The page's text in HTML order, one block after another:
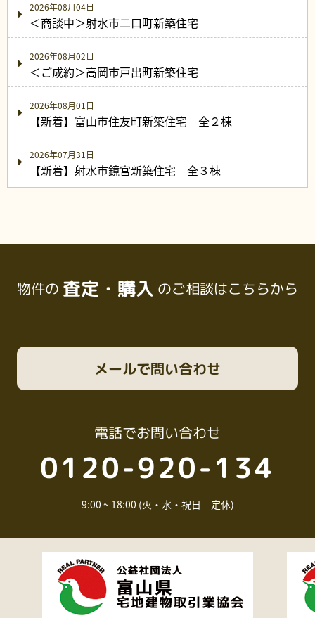
2026年08月04日
＜商談中＞射水市二口町新築住宅
2026年08月02日
＜ご成約＞高岡市戸出町新築住宅
2026年08月01日
【新着】富山市住友町新築住宅 全２棟
2026年07月31日
【新着】射水市鏡宮新築住宅 全３棟
物件の 査定・購入 のご相談はこちらから
電話でお問い合わせ
0120-920-134
9:00 ~ 18:00 (火・水・祝日 定休)
メールで問い合わせ